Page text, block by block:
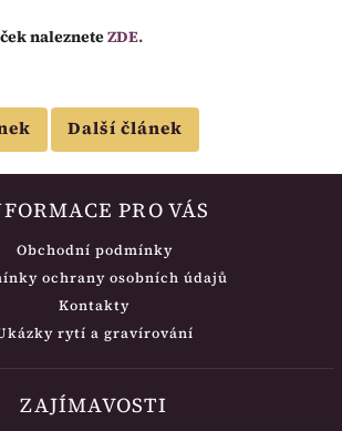
nalezneteZDE.
Další článek
PRO VÁS
Obchodní podmínky
ochrany osobních údajů
Kontakty
rytí a gravírování
ZAJÍMAVOSTI